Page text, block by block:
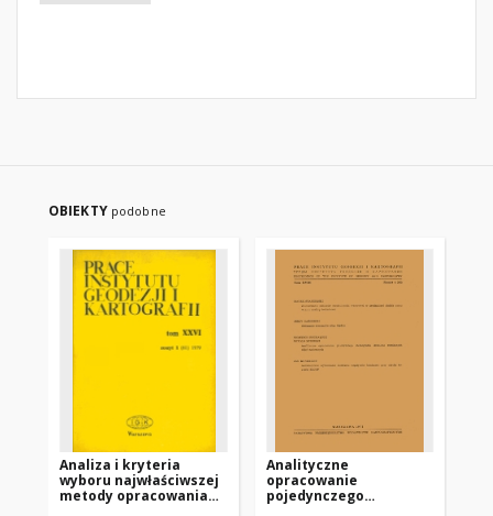
OBIEKTY podobne
Analiza i kryteria
wyboru najwłaściwszej
metody opracowania
Analityczne
opracowanie
pojedynczego